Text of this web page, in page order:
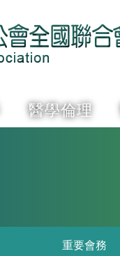
醫學倫理
重要會務